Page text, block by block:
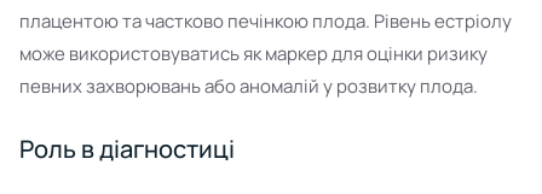
плацентою та частково печінкою плода. Рівень естріолу
може використовуватись як маркер для оцінки ризику
певних захворювань або аномалій у розвитку плода.
Роль в діагностиці